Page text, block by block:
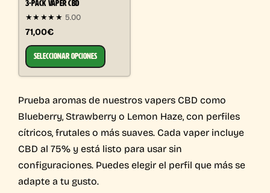
3-PACK VAPER CBD
★★★★★ 5.00
71,00€
SELECCIONAR OPCIONES
Prueba aromas de nuestros vapers CBD como
Blueberry, Strawberry o Lemon Haze, con perfiles
cítricos, frutales o más suaves. Cada vaper incluye
CBD al 75% y está listo para usar sin
configuraciones. Puedes elegir el perfil que más se
adapte a tu gusto.